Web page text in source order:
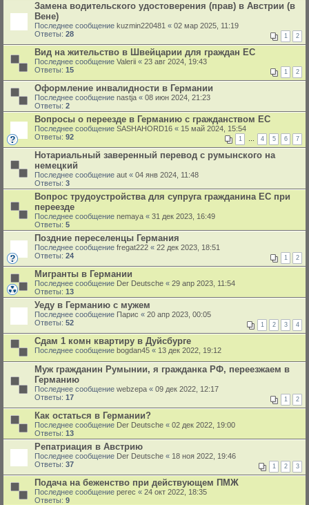
Замена водительского удостоверения (прав) в Австрии (в
Вене)
Последнее сообщение kuzmin220481 « 02 мар 2025, 11:19
Ответы: 28 1 2
Вид на жительство в Швейцарии для граждан ЕС
Последнее сообщение Valerii « 23 авг 2024, 19:43
Ответы: 15 1 2
Оформление инвалидности в Германии
Последнее сообщение nastja « 08 июн 2024, 21:23
Ответы: 2
Вопросы о переезде в Германию с гражданством ЕС
Последнее сообщение SASHAHORD16 « 15 май 2024, 15:54
Ответы: 92 1 … 4 5 6 7
Нотариальный заверенный перевод с румынского на
немецкий
Последнее сообщение aut « 04 янв 2024, 11:48
Ответы: 3
Вопрос трудоустройства для супруга гражданина ЕС при
переезде
Последнее сообщение nemaya « 31 дек 2023, 16:49
Ответы: 5
Поздние переселенцы Германия
Последнее сообщение fregat222 « 22 дек 2023, 18:51
Ответы: 24 1 2
Мигранты в Германии
Последнее сообщение Der Deutsche « 29 апр 2023, 11:54
Ответы: 13
Уеду в Германию с мужем
Последнее сообщение Парис « 20 апр 2023, 00:05
Ответы: 52 1 2 3 4
Сдам 1 комн квартиру в Дуйсбурге
Последнее сообщение bogdan45 « 13 дек 2022, 19:12
Муж гражданин Румынии, я гражданка РФ, переезжаем в
Германию
Последнее сообщение webzepa « 09 дек 2022, 12:17
Ответы: 17 1 2
Как остаться в Германии?
Последнее сообщение Der Deutsche « 02 дек 2022, 19:00
Ответы: 13
Репатриация в Австрию
Последнее сообщение Der Deutsche « 18 ноя 2022, 19:46
Ответы: 37 1 2 3
Подача на беженство при действующем ПМЖ
Последнее сообщение perec « 24 окт 2022, 18:35
Ответы: 9